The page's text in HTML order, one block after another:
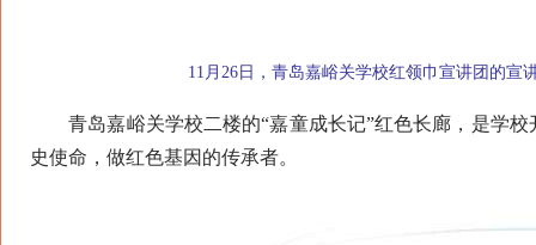
11月26日，青岛嘉峪关学校红领巾宣讲团的宣
青岛嘉峪关学校二楼的“嘉童成长记”红色长廊，是学校
史使命，做红色基因的传承者。